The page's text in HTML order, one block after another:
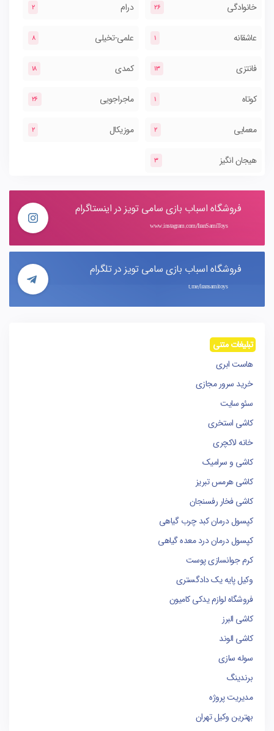
خانوادگی 26 درام 2
عاشقانه 1 علمی-تخیلی 8
فانتزی 13 کمدی 18
کوتاه 1 ماجراجویی 26
معمایی 2 موزیکال 2
هیجان انگیز 3
فروشگاه اسباب بازی سامی تویز در اینستاگرام
www.instagram.com/IranSamiToys
فروشگاه اسباب بازی سامی تویز در تلگرام
t.me/iransamitoys
تبلیغات متنی
هاست ابری
خرید سرور مجازی
سئو سایت
کاشی استخری
خانه لاکچری
کاشی و سرامیک
کاشی هرمس تبریز
کاشی فخار رفسنجان
کپسول درمان کبد چرب گیاهی
کپسول درمان درد معده گیاهی
کرم جوانسازی پوست
وکیل پایه یک دادگستری
فروشگاه لوازم یدکی کامیون
کاشی البرز
کاشی الوند
سوله سازی
برندینگ
مدیریت پروژه
بهترین وکیل تهران